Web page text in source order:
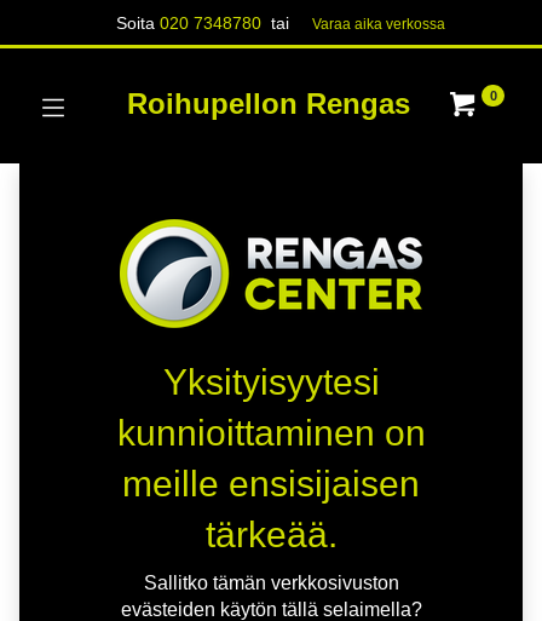
Soita020 7348780 tai Varaa aika verk​​​​ossa
Roihupellon Rengas 0
Yksityisyytesi
kunnioittaminen on
meille ensisijaisen
tärkeää.
Sallitko tämän verkkosivuston
evästeiden käytön tällä selaimella?